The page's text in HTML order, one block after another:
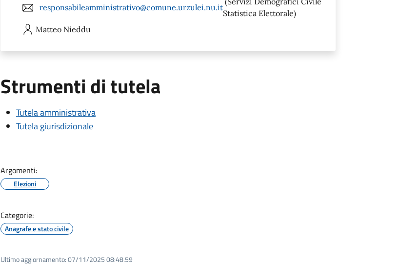
responsabileamministrativo@comune.urzulei.nu.it
Statistica Elettorale)
Matteo Nieddu
Strumenti di tutela
Tutela amministrativa
Tutela giurisdizionale
Argomenti:
Elezioni
Categorie:
Anagrafe e stato civile
Ultimo aggiornamento:07/11/2025 08:48.59